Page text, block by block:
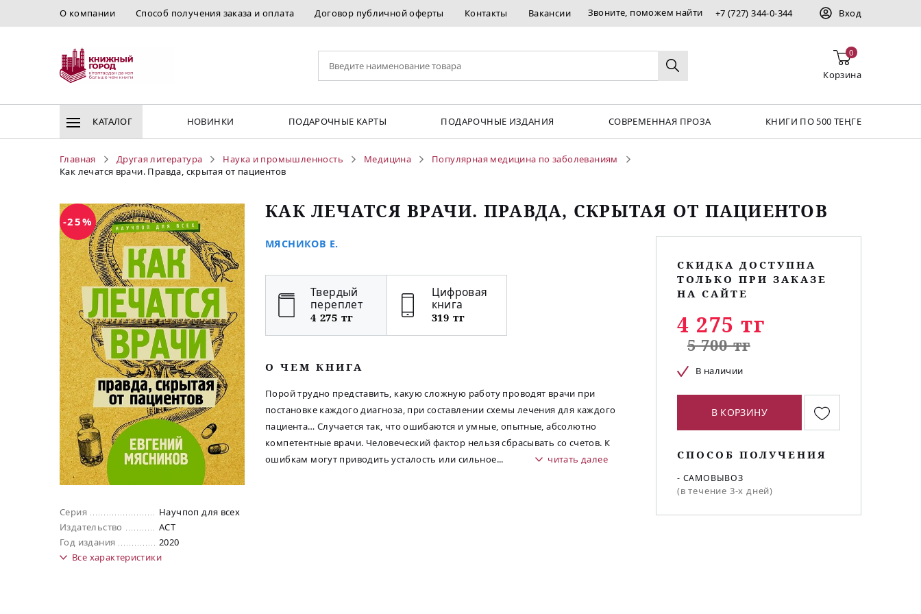
О компании Способ получения заказа и оплата Договор публичной оферты Контакты Вакансии Звоните, поможем найти +7 (727) 344-0-344 Вход
0
Корзина
КАТАЛОГ НОВИНКИ ПОДАРОЧНЫЕ КАРТЫ ПОДАРОЧНЫЕ ИЗДАНИЯ СОВРЕМЕННАЯ ПРОЗА КНИГИ ПО 500 ТЕҢГЕ
Главная Другая литература Наука и промышленность Медицина
Популярная медицина по заболеваниям
Как лечатся врачи. Правда, скрытая от пациентов
-25%
Серия
Научпоп для всех
Издательство
АСТ
Год издания
2020
Все характеристики
КАК ЛЕЧАТСЯ ВРАЧИ. ПРАВДА, СКРЫТАЯ ОТ ПАЦИЕНТОВ
МЯСНИКОВ Е.
Твердый
переплет
4 275 тг
Цифровая
книга
319 тг
O ЧЕМ КНИГА
Порой трудно представить, какую сложную работу проводят врачи при
постановке каждого диагноза, при составлении схемы лечения для каждого
пациента… Случается так, что ошибаются и умные, опытные, абсолютно
компетентные врачи. Человеческий фактор нельзя сбрасывать со счетов. К
ошибкам могут приводить усталость или сильное... читать далее
СКИДКА ДОСТУПНА
ТОЛЬКО ПРИ ЗАКАЗЕ
НА САЙТЕ
4 275 тг
5 700 тг
В наличии
В КОРЗИНУ
СПОСОБ ПОЛУЧЕНИЯ
- САМОВЫВОЗ
(в течение 3-х дней)